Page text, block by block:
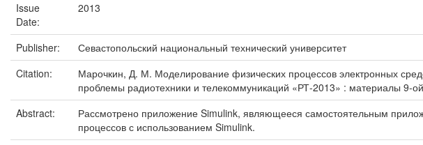
Issue
Date:
2013
Publisher:
Севастопольский национальный технический университет
Citation:
Марочкин, Д. М. Моделирование физических процессов электронных
проблемы радиотехники и телекоммуникаций «РТ-2013» : материалы 9-
Abstract:
Рассмотрено приложение Simulink, являющееся самостоятельным
процессов с использованием Simulink.